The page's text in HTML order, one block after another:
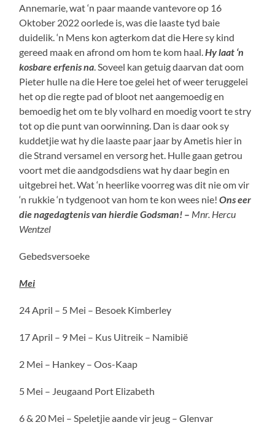
Annemarie, wat ‘n paar maande vantevore op 16
Oktober 2022 oorlede is, was die laaste tyd baie
duidelik. ‘n Mens kon agterkom dat die Here sy kind
gereed maak en afrond om hom te kom haal.Hy laat ‘n
kosbare erfenis na. Soveel kan getuig daarvan dat oom
Pieter hulle na die Here toe gelei het of weer teruggelei
het op die regte pad of bloot net aangemoedig en
bemoedig het om te bly volhard en moedig voort te stry
tot op die punt van oorwinning. Dan is daar ook sy
kuddetjie wat hy die laaste paar jaar by Ametis hier in
die Strand versamel en versorg het. Hulle gaan getrou
voort met die aandgodsdiens wat hy daar begin en
uitgebrei het. Wat ‘n heerlike voorreg was dit nie om vir
‘n rukkie ‘n tydgenoot van hom te kon wees nie!Ons eer
die nagedagtenis van hierdie Godsman! – Mnr. Hercu
Wentzel
Gebedsversoeke
Mei
24 April – 5 Mei – Besoek Kimberley
17 April – 9 Mei – Kus Uitreik – Namibië
2 Mei – Hankey – Oos-Kaap
5 Mei – Jeugaand Port Elizabeth
6 & 20 Mei – Speletjie aande vir jeug – Glenvar